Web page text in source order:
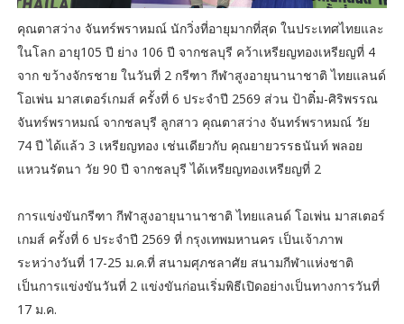
คุณตาสว่าง จันทร์พราหมณ์ นักวิ่งที่อายุมากที่สุด ในประเทศไทยและ
ในโลก อายุ105 ปี ย่าง 106 ปี จากชลบุรี คว้าเหรียญทองเหรียญที่ 4
จาก ขว้างจักรชาย ในวันที่ 2 กรีฑา กีฬาสูงอายุนานาชาติ ไทยแลนด์
โอเพ่น มาสเตอร์เกมส์ ครั้งที่ 6 ประจำปี 2569 ส่วน ป้าติ๋ม-ศิริพรรณ
จันทร์พราหมณ์ จากชลบุรี ลูกสาว คุณตาสว่าง จันทร์พราหมณ์ วัย
74 ปี ได้แล้ว 3 เหรียญทอง เช่นเดียวกับ คุณยายวรรธนันท์ พลอย
แหวนรัตนา วัย 90 ปี จากชลบุรี ได้เหรียญทองเหรียญที่ 2
การแข่งขันกรีฑา กีฬาสูงอายุนานาชาติ ไทยแลนด์ โอเพ่น มาสเตอร์
เกมส์ ครั้งที่ 6 ประจำปี 2569 ที่ กรุงเทพมหานคร เป็นเจ้าภาพ
ระหว่างวันที่ 17-25 ม.ค.ที่ สนามศุภชลาศัย สนามกีฬาแห่งชาติ
เป็นการแข่งขันวันที่ 2 แข่งขันก่อนเริ่มพิธีเปิดอย่างเป็นทางการวันที่
17 ม.ค.